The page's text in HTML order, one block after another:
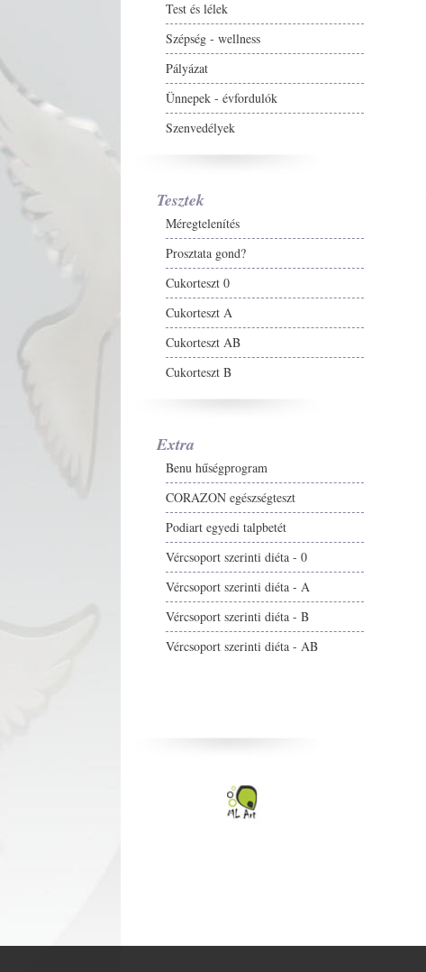
Test és lélek
Szépség - wellness
Pályázat
Ünnepek - évfordulók
Szenvedélyek
Tesztek
Méregtelenítés
Prosztata gond?
Cukorteszt 0
Cukorteszt A
Cukorteszt AB
Cukorteszt B
Extra
Benu hűségprogram
CORAZON egészségteszt
Podiart egyedi talpbetét
Vércsoport szerinti diéta - 0
Vércsoport szerinti diéta - A
Vércsoport szerinti diéta - B
Vércsoport szerinti diéta - AB